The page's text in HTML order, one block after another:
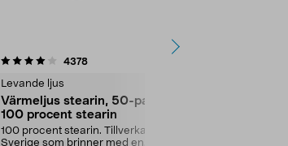
4378recensioner
Levande ljus
Värmeljus stearin, 50-pack,
100 procent stearin
100 procent stearin. Tillverkade i
Sverige som brinner med en
4.5av 5 stjärnor